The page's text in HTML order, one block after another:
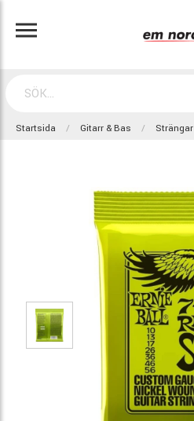
Startsida Gitarr & Bas Strängar